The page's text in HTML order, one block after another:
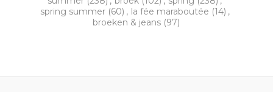
spring summer (60) , la fée maraboutée (14) ,
broeken & jeans (97)